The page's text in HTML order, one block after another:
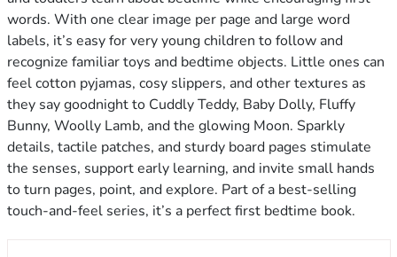
words. With one clear image per page and large word
labels, it’s easy for very young children to follow and
recognize familiar toys and bedtime objects. Little ones can
feel cotton pyjamas, cosy slippers, and other textures as
they say goodnight to Cuddly Teddy, Baby Dolly, Fluffy
Bunny, Woolly Lamb, and the glowing Moon. Sparkly
details, tactile patches, and sturdy board pages stimulate
the senses, support early learning, and invite small hands
to turn pages, point, and explore. Part of a best-selling
touch-and-feel series, it’s a perfect first bedtime book.